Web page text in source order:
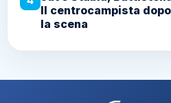
Il centrocampista
la scena